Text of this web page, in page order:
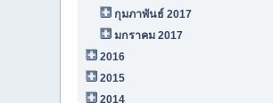
กุมภาพันธ์ 2017
มกราคม 2017
2016
2015
2014